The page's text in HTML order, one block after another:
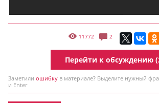
11772 2
Перейти к обсуждению
Заметили ошибку в материале? Выделите нужный
и Enter